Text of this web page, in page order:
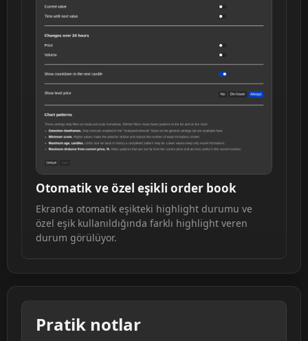
Otomatik ve özel eşikli order book
Ekranda otomatik eşikteki highlight durumu ve
özel eşik kullanıldığında farklı highlight veren
durum görülüyor.
Pratik notlar